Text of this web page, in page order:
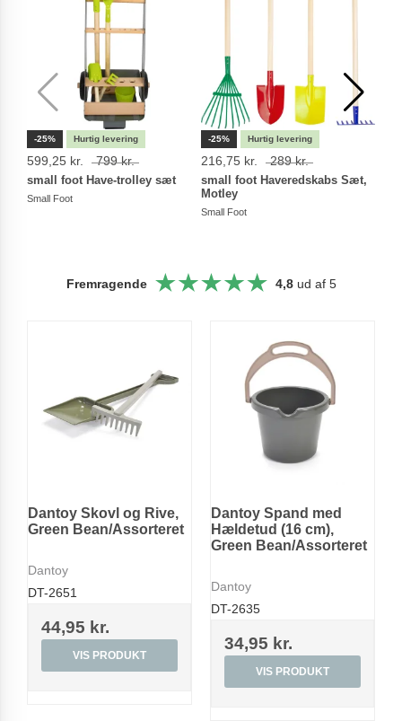
-25%
599,25 kr. 799 kr.
small foot Have-trolley sæt
Small Foot
-25%
216,75 kr. 289 kr.
small foot Haveredskabs Sæt,
Motley
Small Foot
Fremragende 4,8ud af 5
Dantoy Skovl og Rive,
Green Bean/Assorteret
Dantoy
DT-2651
44,95 kr.
VIS PRODUKT
Dantoy Spand med
Hældetud (16 cm),
Green Bean/Assorteret
Dantoy
DT-2635
34,95 kr.
VIS PRODUKT